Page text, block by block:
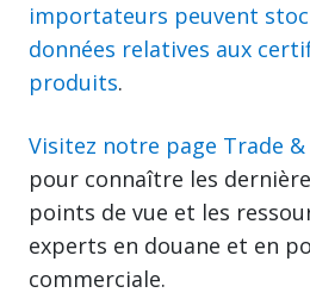
importateurs peuvent
données relatives aux
produits.
Visitez notre page Trade
pour connaître les
points de vue et les
experts en douane et en
commerciale.